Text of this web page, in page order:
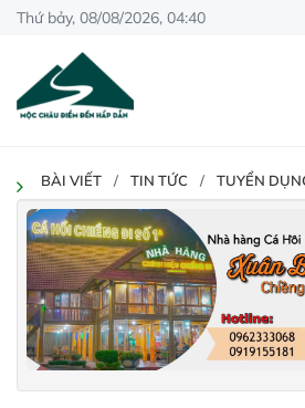
Thứ bảy, 08/08/2026, 04:40
BÀI VIẾT TIN TỨC TUYỂN